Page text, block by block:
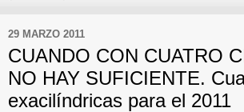
29 MARZO 2011
CUANDO CON CUATRO
NO HAY SUFICIENTE.
exacilíndricas para el 2011